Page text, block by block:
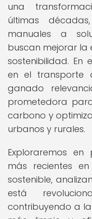
una
últimas
manuales a
buscan mejorar la
sostenibilidad. En
en el transporte
ganado
prometedora
carbono y
urbanos y rurales.
Exploraremos
más recientes
sostenible,
está
contribuyendo a